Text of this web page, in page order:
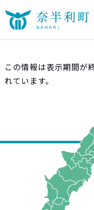
この情報は表示期間が
れています。